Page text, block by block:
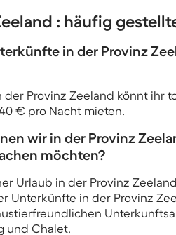
: häufig
in der Provinz
der Provinz Zeeland könnt ihr
€ pro Nacht mieten.
wir in der Provinz
möchten?
Urlaub in der Provinz
Unterkünfte in der Provinz
und Chalet.